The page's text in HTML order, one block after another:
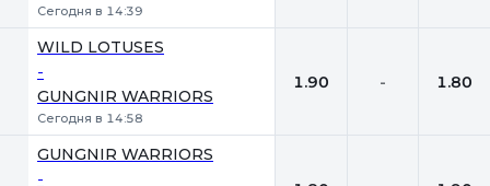
Сегодня в 14:39
WILD LOTUSES
-
GUNGNIR WARRIORS
Сегодня в 14:58
1.90 - 1.80
GUNGNIR WARRIORS
-